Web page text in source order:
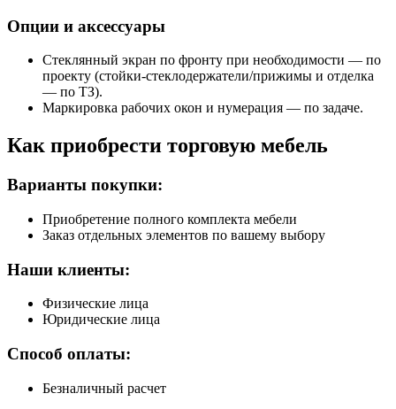
Опции и аксессуары
Стеклянный экран по фронту при необходимости — по
проекту (стойки-стеклодержатели/прижимы и отделка
— по ТЗ).
Маркировка рабочих окон и нумерация — по задаче.
Как приобрести торговую мебель
Варианты покупки:
Приобретение полного комплекта мебели
Заказ отдельных элементов по вашему выбору
Наши клиенты:
Физические лица
Юридические лица
Способ оплаты:
Безналичный расчет